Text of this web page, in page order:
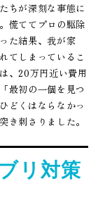
ちが深刻な事態に
慌ててプロの駆除
た結果、我が家
てしまっているこ
、20万円近い費用
最初の一個を見つ
どくはならなかっ
き刺さりました。
リ対策